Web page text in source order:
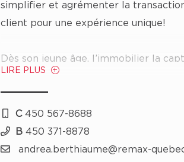
simplifier et agrémenter la
client pour une expérience unique!
Dès son jeune âge, l’immobilier la
premier duplex à 24 ans, puis un
suivi d’un projet de rénovation
Titulaire d’un baccalauréat en
Andréa a également enrichi son
LIRE PLUS
C 450 567-8688
B 450 371-8878
andrea.berthiaume@remax-